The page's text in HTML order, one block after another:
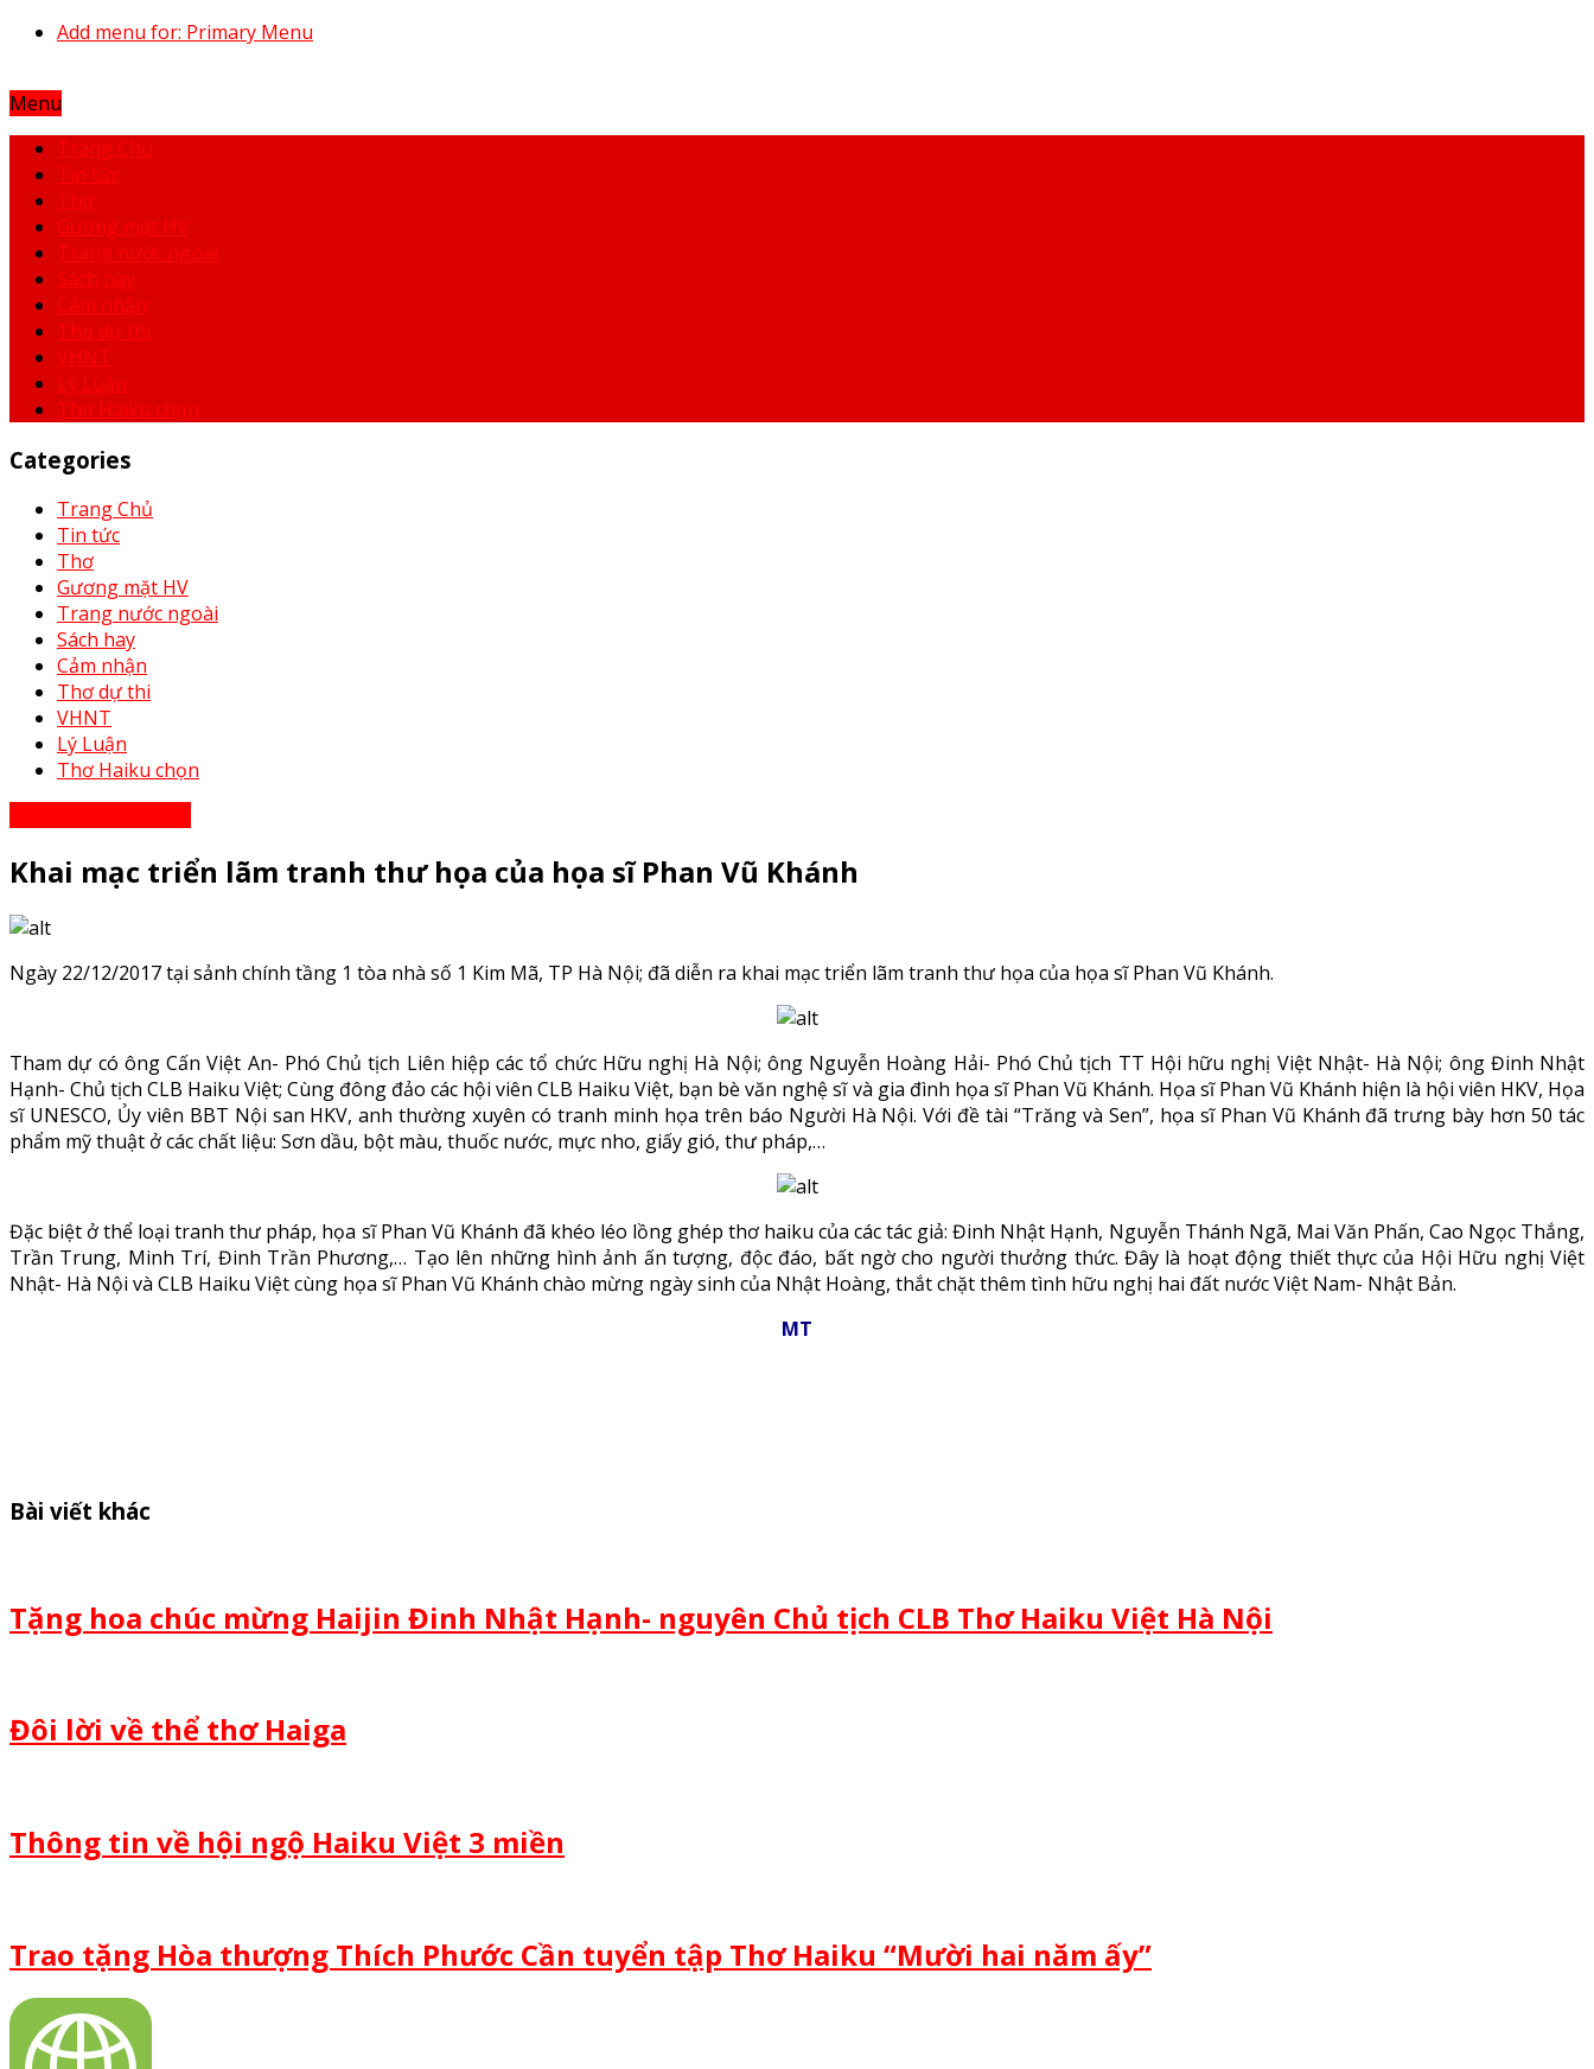
Add menu for: Primary Menu
Menu
Trang Chủ
Tin tức
Thơ
Gương mặt HV
Trang nước ngoài
Sách hay
Cảm nhận
Thơ dự thi
VHNT
Lý Luận
Thơ Haiku chọn
Categories
Trang Chủ
Tin tức
Thơ
Gương mặt HV
Trang nước ngoài
Sách hay
Cảm nhận
Thơ dự thi
VHNT
Lý Luận
Thơ Haiku chọn
Khai mạc triển lãm tranh thư họa của họa sĩ Phan Vũ Khánh
Ngày 22/12/2017 tại sảnh chính tầng 1 tòa nhà số 1 Kim Mã, TP Hà Nội; đã diễn ra khai mạc triển lãm tranh thư họa của họa sĩ Phan Vũ Khánh.
Tham dự có ông Cấn Việt An- Phó Chủ tịch Liên hiệp các tổ chức Hữu nghị Hà Nội; ông Nguyễn Hoàng Hải- Phó Chủ tịch TT Hội hữu nghị Việt Nhật- Hà Nội; ông Đinh Nhật
Hạnh- Chủ tịch CLB Haiku Việt; Cùng đông đảo các hội viên CLB Haiku Việt, bạn bè văn nghệ sĩ và gia đình họa sĩ Phan Vũ Khánh. Họa sĩ Phan Vũ Khánh hiện là hội viên HKV, Họa
sĩ UNESCO, Ủy viên BBT Nội san HKV, anh thường xuyên có tranh minh họa trên báo Người Hà Nội. Với đề tài “Trăng và Sen”, họa sĩ Phan Vũ Khánh đã trưng bày hơn 50 tác
phẩm mỹ thuật ở các chất liệu: Sơn dầu, bột màu, thuốc nước, mực nho, giấy gió, thư pháp,…
Đặc biệt ở thể loại tranh thư pháp, họa sĩ Phan Vũ Khánh đã khéo léo lồng ghép thơ haiku của các tác giả: Đinh Nhật Hạnh, Nguyễn Thánh Ngã, Mai Văn Phấn, Cao Ngọc Thắng,
Trần Trung, Minh Trí, Đinh Trần Phương,… Tạo lên những hình ảnh ấn tượng, độc đáo, bất ngờ cho người thưởng thức. Đây là hoạt động thiết thực của Hội Hữu nghị Việt
Nhật- Hà Nội và CLB Haiku Việt cùng họa sĩ Phan Vũ Khánh chào mừng ngày sinh của Nhật Hoàng, thắt chặt thêm tình hữu nghị hai đất nước Việt Nam- Nhật Bản.
MT
Bài viết khác
Tặng hoa chúc mừng Haijin Đinh Nhật Hạnh- nguyên Chủ tịch CLB Thơ Haiku Việt Hà Nội
Đôi lời về thể thơ Haiga
Thông tin về hội ngộ Haiku Việt 3 miền
Trao tặng Hòa thượng Thích Phước Cần tuyển tập Thơ Haiku “Mười hai năm ấy”